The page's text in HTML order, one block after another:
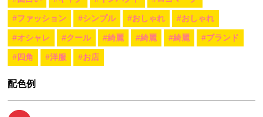
#ファッション #シンプル #おしゃれ #おしゃれ
#オシャレ #クール #綺麗 #綺麗 #綺麗 #ブランド
#四角 #洋服 #お店
配色例